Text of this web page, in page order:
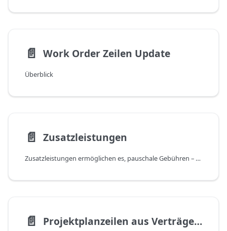
📄️ Work Order Zeilen Update
Überblick
📄️ Zusatzleistungen
Zusatzleistungen ermöglichen es, pauschale Gebühren – z. B. eine Anfahrtspauschale,
📄️ Projektplanzeilen aus Verträgen erstellen